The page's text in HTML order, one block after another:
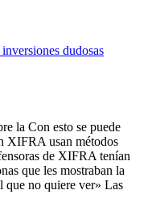
dudosas
la Con esto se puede
XIFRA usan métodos
de XIFRA tenían
que les mostraban la
que no quiere ver» Las